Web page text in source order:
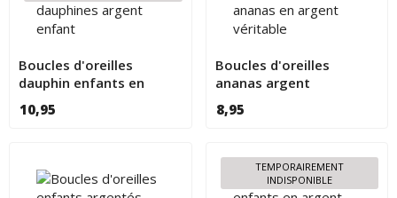
Boucles d'oreilles
dauphin enfants en
10,95
Boucles d'oreilles
ananas argent
8,95
TEMPORAIREMENT
INDISPONIBLE